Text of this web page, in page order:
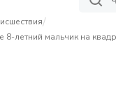
/
8-летний мальчик на